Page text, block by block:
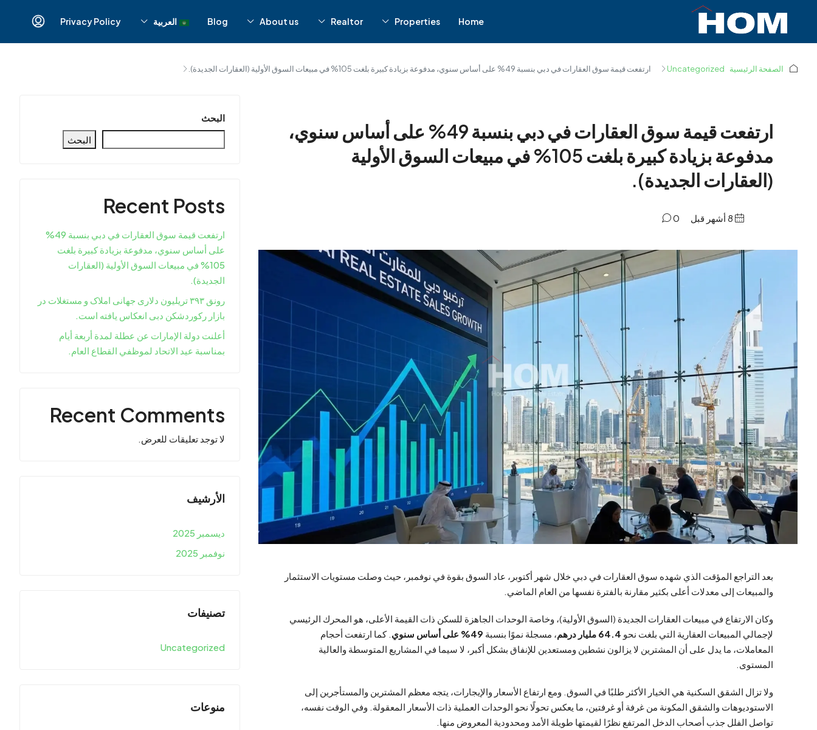
Home
Properties
Realtor
About us
Blog العربية Privacy Policy
الصفحة الرئيسية Uncategorized ارتفعت قيمة سوق العقارات في دبي بنسبة 49% على أساس سنوي، مدفوعة بزيادة كبيرة بلغت 105% في مبيعات السوق الأولية (العقارات الجديدة).
ارتفعت قيمة سوق العقارات في دبي بنسبة 49% على أساس سنوي،
مدفوعة بزيادة كبيرة بلغت 105% في مبيعات السوق الأولية
(العقارات الجديدة).
0
بعد التراجع المؤقت الذي شهده سوق العقارات في دبي خلال شهر أكتوبر، عاد السوق بقوة في نوفمبر، حيث وصلت مستويات الاستثمار
والمبيعات إلى معدلات أعلى بكثير مقارنة بالفترة نفسها من العام الماضي.
وكان الارتفاع في مبيعات العقارات الجديدة (السوق الأولية)، وخاصة الوحدات الجاهزة للسكن ذات القيمة الأعلى، هو المحرك الرئيسي
لإجمالي المبيعات العقارية التي بلغت نحو 64.4 مليار درهم ، مسجلة نموًا بنسبة 49% على أساس سنوي
. كما ارتفعت أحجام
المعاملات، ما يدل على أن المشترين لا يزالون نشطين ومستعدين للإنفاق بشكل أكبر، لا سيما في المشاريع المتوسطة والعالية
المستوى.
ولا تزال الشقق السكنية هي الخيار الأكثر طلبًا في السوق. ومع ارتفاع الأسعار والإيجارات، يتجه معظم المشترين والمستأجرين إلى
الاستوديوهات والشقق المكونة من غرفة أو غرفتين، ما يعكس تحولًا نحو الوحدات العملية ذات الأسعار المعقولة. وفي الوقت نفسه،
تواصل الفلل جذب أصحاب الدخل المرتفع نظرًا لقيمتها طويلة الأمد ومحدودية المعروض منها.
البحث
البحث
Recent Posts
ارتفعت قيمة سوق العقارات في دبي بنسبة 49%
على أساس سنوي، مدفوعة بزيادة كبيرة بلغت
105% في مبيعات السوق الأولية (العقارات
الجديدة).
رونق ۳۹۳ تریلیون دلاری جهانی املاک و مستغلات در
بازار رکوردشکن دبی انعکاس یافته است.
أعلنت دولة الإمارات عن عطلة لمدة أربعة أيام
بمناسبة عيد الاتحاد لموظفي القطاع العام.
Recent Comments
لا توجد تعليقات للعرض.
الأرشيف
ديسمبر 2025
نوفمبر 2025
تصنيفات
Uncategorized
منوعات